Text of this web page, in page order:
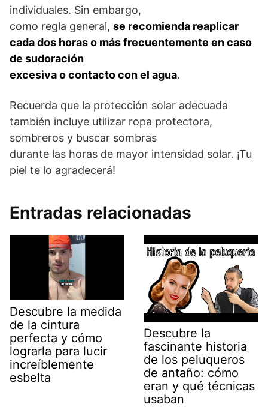
individuales. Sin embargo,
como regla general, se recomienda reaplicar
cada dos horas o más frecuentemente en caso
de sudoración
excesiva o contacto con el agua.
Recuerda que la protección solar adecuada
también incluye utilizar ropa protectora,
sombreros y buscar sombras
durante las horas de mayor intensidad solar. ¡Tu
piel te lo agradecerá!
Entradas relacionadas
Descubre la medida
de la cintura
perfecta y cómo
lograrla para lucir
increíblemente
esbelta
Descubre la
fascinante historia
de los peluqueros
de antaño: cómo
eran y qué técnicas
usaban